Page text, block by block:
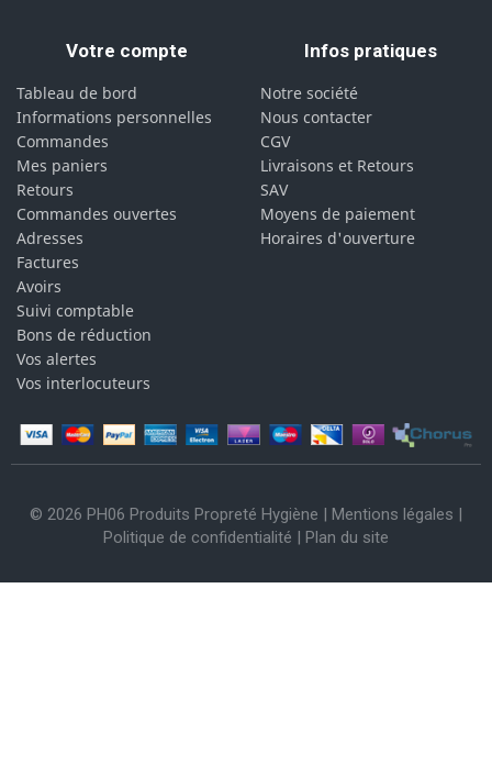
Votre compte
Tableau de bord
Informations personnelles
Commandes
Mes paniers
Retours
Commandes ouvertes
Adresses
Factures
Avoirs
Suivi comptable
Bons de réduction
Vos alertes
Vos interlocuteurs
Infos pratiques
Notre société
Nous contacter
CGV
Livraisons et Retours
SAV
Moyens de paiement
Horaires d'ouverture
© 2026 PH06 Produits Propreté Hygiène | Mentions légales |
Politique de confidentialité | Plan du site